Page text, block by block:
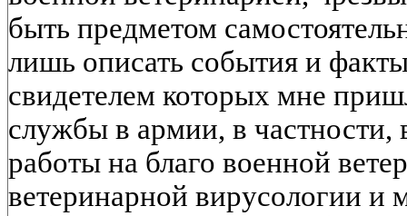
быть предметом
лишь описать события и
свидетелем которых мне
службы в армии, в частности,
работы на благо военной
ветеринарной виру­сологии и